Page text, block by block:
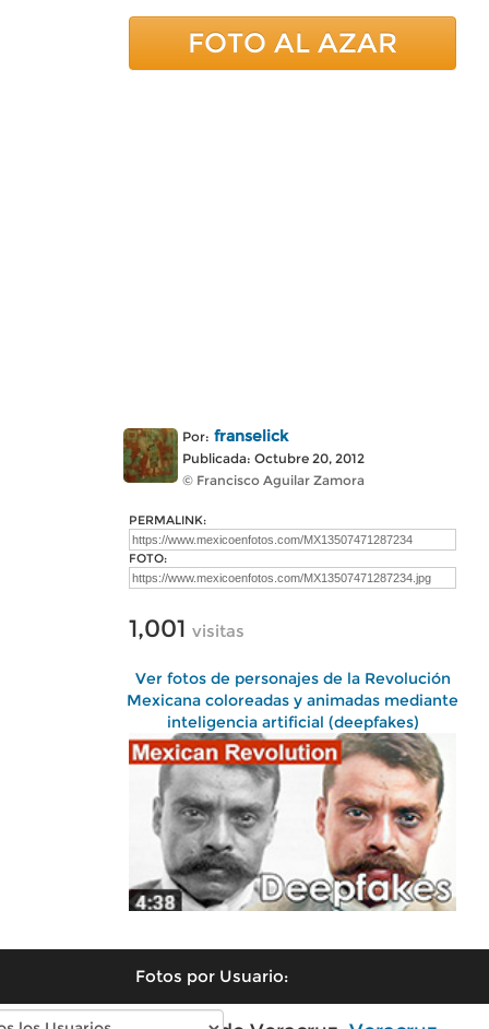
FOTO AL AZAR
Por: franselick
Publicada: Octubre 20, 2012
© Francisco Aguilar Zamora
PERMALINK:
FOTO:
1,001 visitas
Ver fotos de personajes de la Revolución
Mexicana coloreadas y animadas mediante
inteligencia artificial (deepfakes)
Fotos por Usuario: